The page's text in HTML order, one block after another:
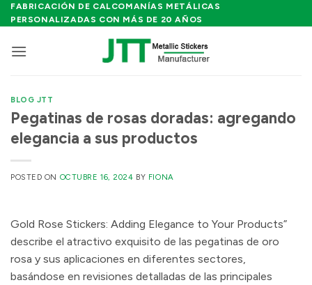
Saltar
al
FABRICACIÓN DE CALCOMANÍAS METÁLICAS
PERSONALIZADAS CON MÁS DE 20 AÑOS
BLOG JTT
Pegatinas de rosas doradas: agregando
elegancia a sus productos
POSTED ON OCTUBRE 16, 2024 BY FIONA
Gold Rose Stickers: Adding Elegance to Your Products”
describe el atractivo exquisito de las pegatinas de oro
rosa y sus aplicaciones en diferentes sectores,
basándose en revisiones detalladas de las principales